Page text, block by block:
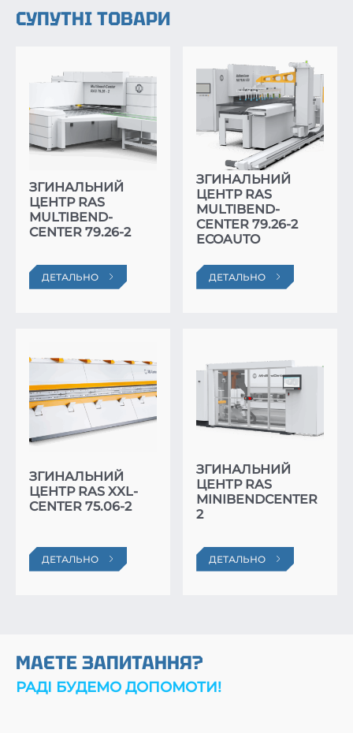
СУПУТНІ ТОВАРИ
ЗГИНАЛЬНИЙ
ЦЕНТР RAS
MULTIBEND-
CENTER 79.26-2
ДЕТАЛЬНО
ЗГИНАЛЬНИЙ
ЦЕНТР RAS
MULTIBEND-
CENTER 79.26-2
ECOAUTO
ДЕТАЛЬНО
ЗГИНАЛЬНИЙ
ЦЕНТР RAS XXL-
CENTER 75.06-2
ДЕТАЛЬНО
ЗГИНАЛЬНИЙ
ЦЕНТР RAS
MINIBENDCENTER
2
ДЕТАЛЬНО
МАЄТЕ ЗАПИТАННЯ?
РАДІ БУДЕМО ДОПОМОТИ!